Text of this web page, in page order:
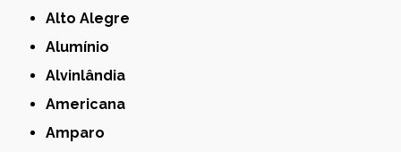
Alto Alegre
Alumínio
Alvinlândia
Americana
Amparo